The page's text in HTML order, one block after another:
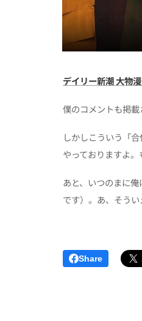
デイリー新潮 大物
僕のコメントも掲載
しかしこういう「
やっておりますよ
あと、いつのまに
です）。あ、そう
Share